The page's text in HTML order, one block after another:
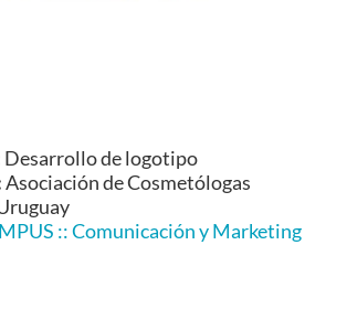
Desarrollo de logotipo
Asociación de Cosmetólogas
:: Comunicación y Marketing